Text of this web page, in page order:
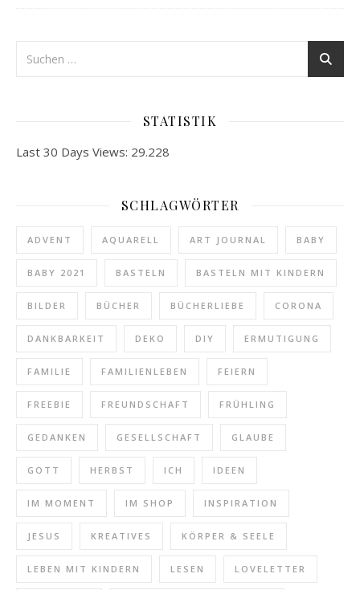
STATISTIK
Last 30 Days Views: 29.228
SCHLAGWÖRTER
ADVENT AQUARELL ART JOURNAL BABY
BABY 2021 BASTELN BASTELN MIT KINDERN
BILDER BÜCHER BÜCHERLIEBE CORONA
DANKBARKEIT DEKO DIY ERMUTIGUNG
FAMILIE FAMILIENLEBEN FEIERN
FREEBIE FREUNDSCHAFT FRÜHLING
GEDANKEN GESELLSCHAFT GLAUBE
GOTT HERBST ICH IDEEN
IM MOMENT IM SHOP INSPIRATION
JESUS KREATIVES KÖRPER & SEELE
LEBEN MIT KINDERN LESEN LOVELETTER